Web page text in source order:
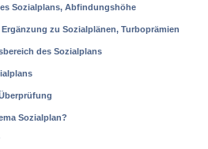
So­zi­al­plans, Ab­fin­dungshöhe
zu So­zi­alplänen, Tur­bo­prämi­en
des So­zi­al­plans
So­zi­al­plan?